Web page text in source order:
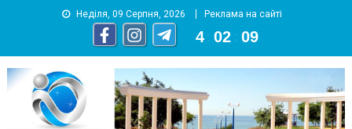
Неділя, 09 Серпня, 2026 Реклама на сайті
4 02 09
YUZHNY.INFO
информационный портал города Южный